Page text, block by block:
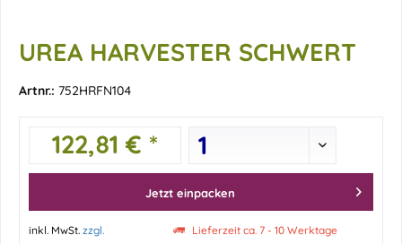
UREA HARVESTER SCHWERT
Artnr.: 752HRFN104
122,81 € *
Jetzt einpacken
inkl. MwSt. zzgl.
Lieferzeit ca. 7 - 10 Werktage